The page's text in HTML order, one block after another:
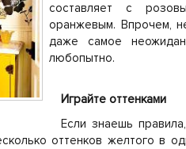
составляет с
оранжевым. Впрочем,
даже самое
любопытно.
Играйте оттенками
Если знаешь
оттенков желтого в